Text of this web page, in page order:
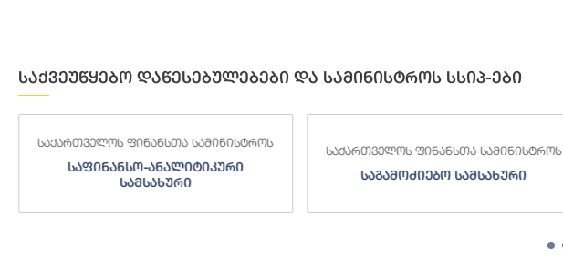
საქვეუწყებო დაწესებულებები და სამინისტროს სსიპ-ები
საქართველოს ფინანსთა სამინისტროს
საგამოძიებო სამსახური
საქართველოს ფინანსთა სამინისტროს
შემოსავლების სამსახური